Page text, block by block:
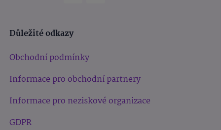
Důležité odkazy
Obchodní podmínky
Informace pro obchodní partnery
Informace pro neziskové organizace
GDPR